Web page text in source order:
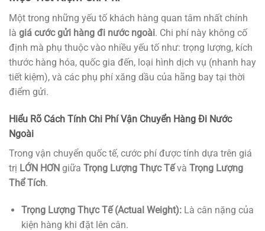
Một trong những yếu tố khách hàng quan tâm nhất chính
là giá cước gửi hàng đi nước ngoài. Chi phí này không cố
định mà phụ thuộc vào nhiều yếu tố như: trọng lượng, kích
thước hàng hóa, quốc gia đến, loại hình dịch vụ (nhanh hay
tiết kiệm), và các phụ phí xăng dầu của hãng bay tại thời
điểm gửi.
Hiểu Rõ Cách Tính Chi Phí Vận Chuyển Hàng Đi Nước
Ngoài
Trong vận chuyển quốc tế, cước phí được tính dựa trên giá
trị LỚN HƠN giữa Trọng Lượng Thực Tếvà Trọng Lượng
Thể Tích.
Trọng Lượng Thực Tế (Actual Weight):Là cân nặng của
kiện hàng khi đặt lên cân.